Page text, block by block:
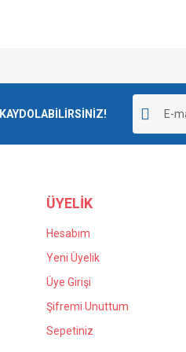
Gönder
ÜYELİK
Hesabım
Yeni Üyelik
Üye Girişi
Şifremi Unuttum
Sepetiniz